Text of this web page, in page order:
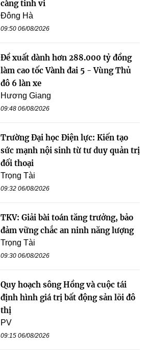
càng tinh vi
Đông Hà
09:50 06/08/2026
Đề xuất dành hơn 288.000 tỷ đồng
làm cao tốc Vành đai 5 - Vùng Thủ
đô 6 làn xe
Hương Giang
09:48 06/08/2026
Trường Đại học Điện lực: Kiến tạo
sức mạnh nội sinh từ tư duy quản trị
đối thoại
Trọng Tài
09:32 06/08/2026
TKV: Giải bài toán tăng trưởng, bảo
đảm vững chắc an ninh năng lượng
Trọng Tài
09:30 06/08/2026
Quy hoạch sông Hồng và cuộc tái
định hình giá trị bất động sản lõi đô
thị
PV
09:15 06/08/2026